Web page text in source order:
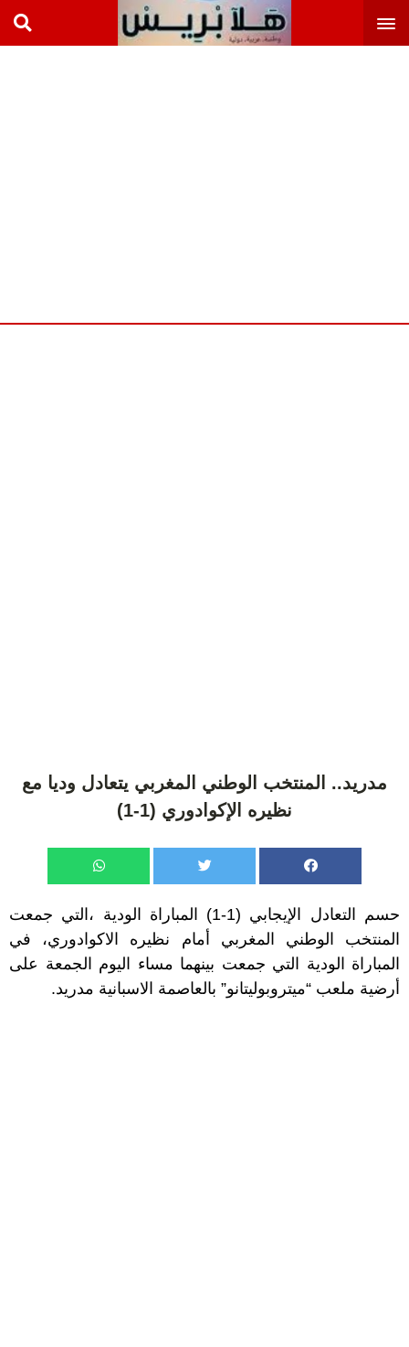
مدريد.. المنتخب الوطني المغربي يتعادل وديا مع
نظيره الإكوادوري (1-1)
حسم التعادل الإيجابي (1-1) المباراة الودية ،التي جمعت
المنتخب الوطني المغربي أمام نظيره الاكوادوري، في
المباراة الودية التي جمعت بينهما مساء اليوم الجمعة على
أرضية ملعب “ميتروبوليتانو” بالعاصمة الاسبانية مدريد.